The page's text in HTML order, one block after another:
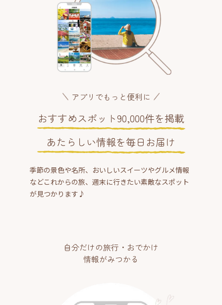
アプリでもっと便利に
おすすめスポット90,000件を掲載
あたらしい情報を毎日お届け
季節の景色や名所、おいしいスイーツやグルメ情報
などこれからの旅、週末に行きたい素敵なスポット
が見つかります♪
自分だけの旅行・おでかけ
情報がみつかる